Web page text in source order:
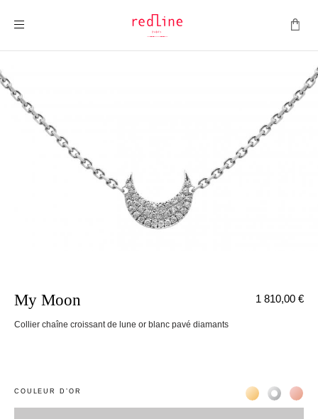
My Moon
Collier chaîne croissant de lune or blanc pavé diamants
1 810,00 €
COULEUR D’OR Жёлтое золото
Белое